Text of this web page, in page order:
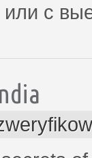
или с